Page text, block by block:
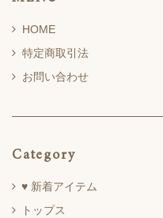
HOME
特定商取引法
お問い合わせ
Category
♥ 新着アイテム
トップス